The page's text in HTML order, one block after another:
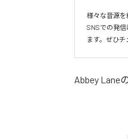
様々な音源を
SNSでの発信
ます。ぜひチ
Abbey Lane